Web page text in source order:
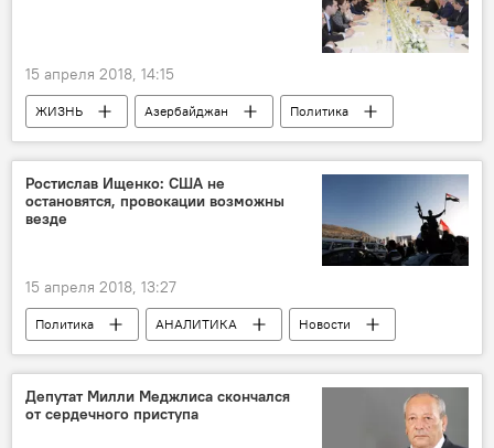
15 апреля 2018, 14:15
ЖИЗНЬ Азербайджан
Политика
Новости
Центральная избирательная комиссия АР
выборы
Президентские выборы
Выборы президента в Азербайджане
Ростислав Ищенко: США не
остановятся, провокации возможны
везде
15 апреля 2018, 13:27
Политика АНАЛИТИКА
Новости
Новости мира
Россия
Сирия
Россия
США
Ростислав Ищенко
провокация
Депутат Милли Меджлиса скончался
от сердечного приступа